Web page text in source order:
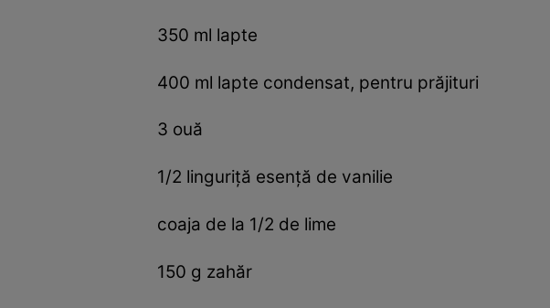
350 ml lapte
400 ml lapte condensat, pentru prăjituri
3 ouă
1/2 linguriţă esenţă de vanilie
coaja de la 1/2 de lime
150 g zahăr